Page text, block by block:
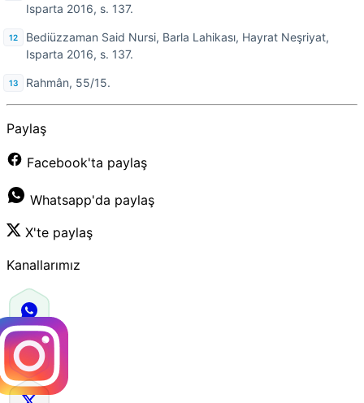
Isparta 2016, s. 137.
Bediüzzaman Said Nursi, Barla Lahikası, Hayrat Neşriyat,
Isparta 2016, s. 137.
Rahmân, 55/15.
Paylaş
Facebook'ta paylaş
Whatsapp'da paylaş
X'te paylaş
Kanallarımız